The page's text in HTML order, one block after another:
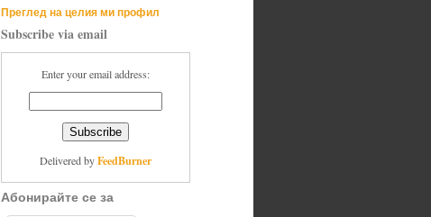
Преглед на целия ми профил
Subscribe via email
Enter your email address:
Delivered byFeedBurner
Абонирайте се за